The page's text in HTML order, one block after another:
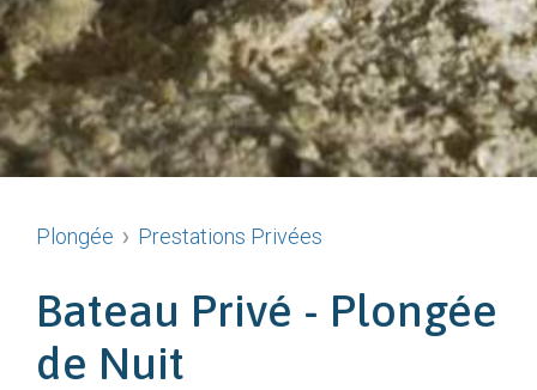
Plongée Prestations Privées
Bateau Privé - Plongée
de Nuit